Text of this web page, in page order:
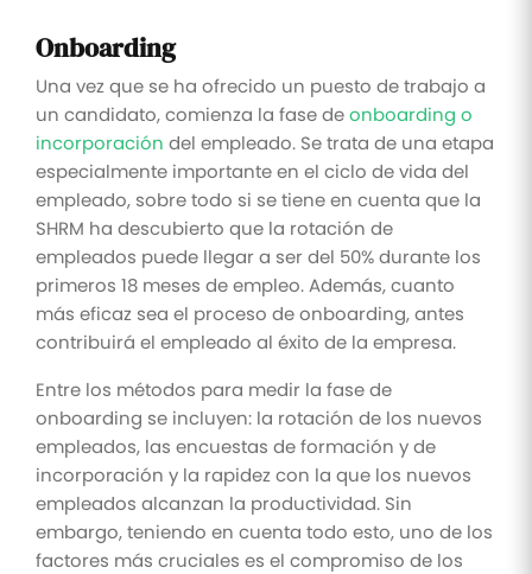
Onboarding
Una vez que se ha ofrecido un puesto de trabajo a
un candidato, comienza la fase deonboarding o
incorporación del empleado. Se trata de una etapa
especialmente importante en el ciclo de vida del
empleado, sobre todo si se tiene en cuenta que la
SHRM ha descubierto que la rotación de
empleados puede llegar a ser del 50% durante los
primeros 18 meses de empleo. Además, cuanto
más eficaz sea el proceso de onboarding, antes
contribuirá el empleado al éxito de la empresa.
Entre los métodos para medir la fase de
onboarding se incluyen: la rotación de los nuevos
empleados, las encuestas de formación y de
incorporación y la rapidez con la que los nuevos
empleados alcanzan la productividad. Sin
embargo, teniendo en cuenta todo esto, uno de los
factores más cruciales es el compromiso de los